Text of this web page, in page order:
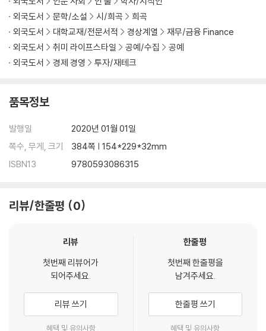
Jim Simons is the greatest moneymaker in modern financial hi
story. His record bests those of legendary investors, includin
g Warren Buffett, George Soros and Ray Dalio. Yet Simons and
his strategies are shrouded in mystery. The financial industry
Renaissance Technologies and veteran Wall Street Journal re
After a legendary career as a mathematician and a stint breaki
ng Soviet codes, Simons set out to conquer financial markets
with a radical approach. Simons hired physicists, mathematici
t finance - to amass piles of data and build algorithms hunting
for the deeply hidden patterns in global markets. Experts scof
st in the world, their strategy of creating mathematical model
ons and his team used their wealth to upend the worlds of poli
tics, philanthropy and science. They weren't prepared for the
backlash.
In this fast-paced narrative, Zuckerman examines how Simon
외국도서
문학/소설 시/희곡
희곡
외국도서
대학교재/전문서적 경상계열
재무/금융 Finance
외국도서
취미 라이프스타일 공예/수집
공예
외국도서
경제 경영 투자/재테크
품목정보
발행일
2020년 01월 01일
쪽수, 무게, 크기
384쪽 | 154*229*32mm
ISBN13
9780593086315
리뷰/한줄평 0
리뷰
첫번째 리뷰어가
되어주세요.
리뷰 쓰기
혜택 및 유의사항
한줄평
첫번째 한줄평을
남겨주세요.
한줄평 쓰기
혜택 및 유의사항